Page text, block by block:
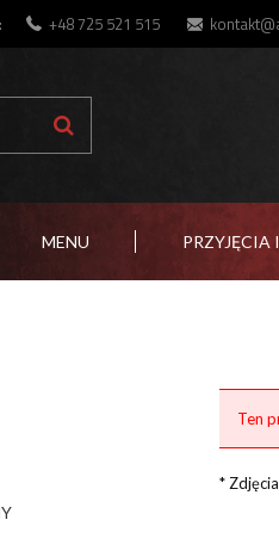
+48 725 521 515
MENU PRZYJĘCIA
Ten
*